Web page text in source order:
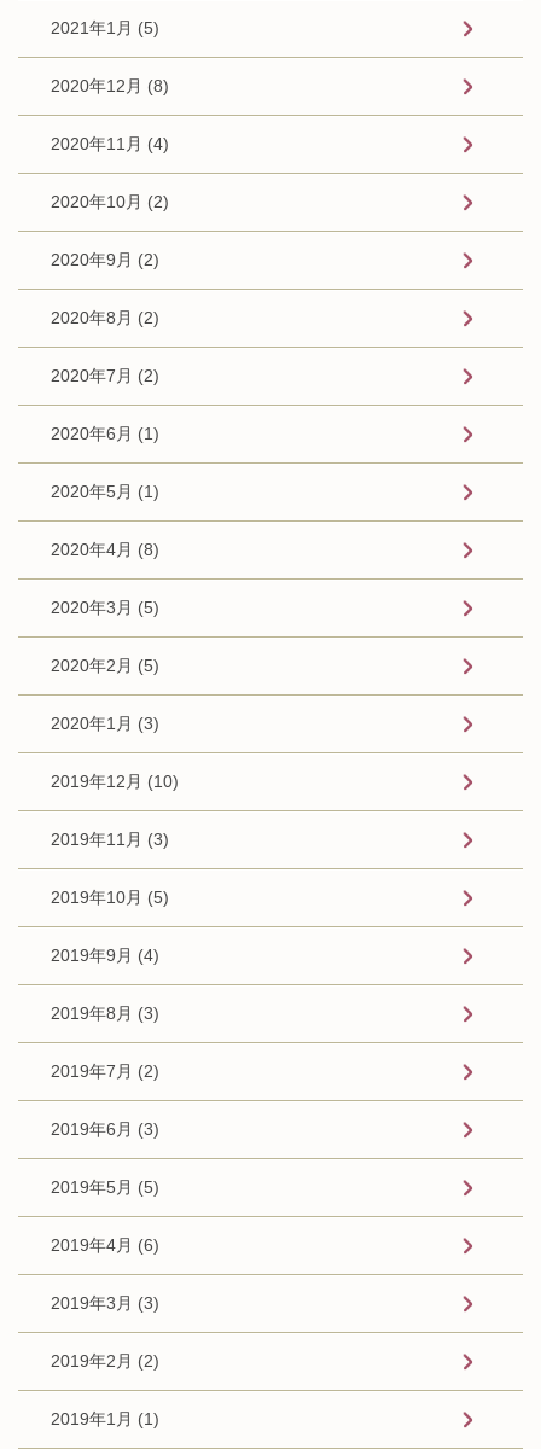
2021年1月 (5)
2020年12月 (8)
2020年11月 (4)
2020年10月 (2)
2020年9月 (2)
2020年8月 (2)
2020年7月 (2)
2020年6月 (1)
2020年5月 (1)
2020年4月 (8)
2020年3月 (5)
2020年2月 (5)
2020年1月 (3)
2019年12月 (10)
2019年11月 (3)
2019年10月 (5)
2019年9月 (4)
2019年8月 (3)
2019年7月 (2)
2019年6月 (3)
2019年5月 (5)
2019年4月 (6)
2019年3月 (3)
2019年2月 (2)
2019年1月 (1)